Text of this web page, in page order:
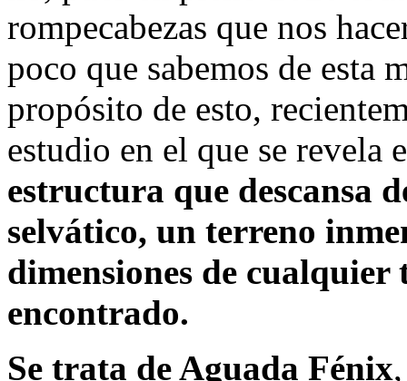
rompecabezas que nos
poco que sabemos de esta
propósito de esto,
estudio en el que se revela
estructura que descansa
selvático, un terreno
dimensiones de cualquier
encontrado.
Se trata de Aguada Fénix